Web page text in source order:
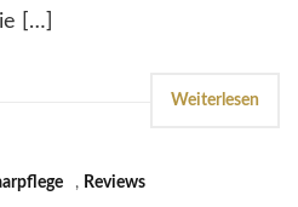
[…]
Weiterlesen
, Reviews